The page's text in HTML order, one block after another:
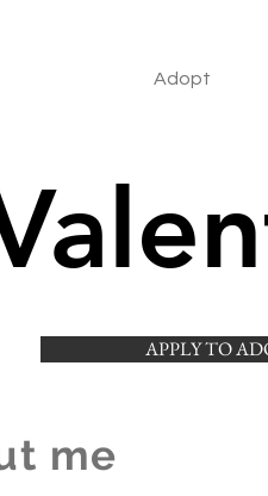
Adopt
APPLY TO
me